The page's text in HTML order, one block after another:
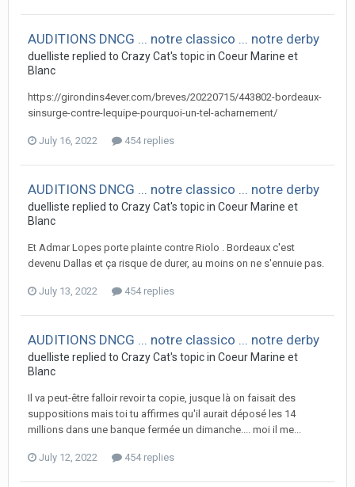
AUDITIONS DNCG ... notre classico ... notre derby
duelliste replied to Crazy Cat's topic in Coeur Marine et
Blanc
https://girondins4ever.com/breves/20220715/443802-bordeaux-
sinsurge-contre-lequipe-pourquoi-un-tel-acharnement/
July 16, 2022 454 replies
AUDITIONS DNCG ... notre classico ... notre derby
duelliste replied to Crazy Cat's topic in Coeur Marine et
Blanc
Et Admar Lopes porte plainte contre Riolo . Bordeaux c'est
devenu Dallas et ça risque de durer, au moins on ne s'ennuie pas.
July 13, 2022 454 replies
AUDITIONS DNCG ... notre classico ... notre derby
duelliste replied to Crazy Cat's topic in Coeur Marine et
Blanc
Il va peut-être falloir revoir ta copie, jusque là on faisait des
suppositions mais toi tu affirmes qu'il aurait déposé les 14
millions dans une banque fermée un dimanche.... moi il me...
July 12, 2022 454 replies